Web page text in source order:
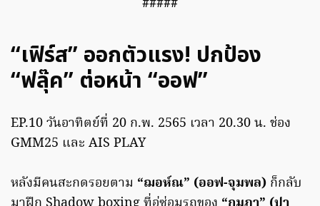
#####
“เฟิร์ส” ออกตัวแรง! ปกป้อง
“ฟลุ๊ค” ต่อหน้า “ออฟ”
EP.10 วันอาทิตย์ที่ 20 ก.พ. 2565 เวลา 20.30 น. ช่อง
GMM25 และ AIS PLAY
หลังมีคนสะกดรอยตาม “ฌอห์ณ” (ออฟ-จุมพล) ก็กลับ